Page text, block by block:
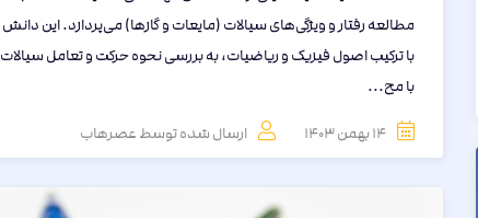
مطالعه رفتار و ویژگی‌های سیالات (مایعات و گازها) می‌پردازد. این دانش
با ترکیب اصول فیزیک و ریاضیات، به بررسی نحوه حرکت و تعامل سیالات
با مح...
ارسال شده توسط عصرهاب